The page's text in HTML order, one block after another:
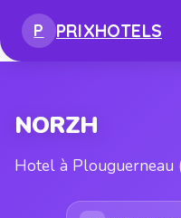
P PRIXHOTELS
NORZH
Hotel à Plouguerneau